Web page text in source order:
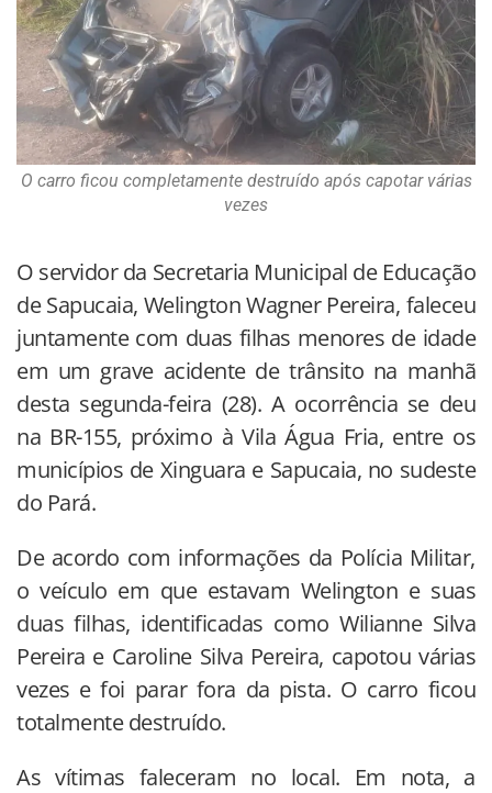
O carro ficou completamente destruído após capotar várias
vezes
O servidor da Secretaria Municipal de Educação
de Sapucaia, Welington Wagner Pereira, faleceu
juntamente com duas filhas menores de idade
em um grave acidente de trânsito na manhã
desta segunda-feira (28). A ocorrência se deu
na BR-155, próximo à Vila Água Fria, entre os
municípios de Xinguara e Sapucaia, no sudeste
do Pará.
De acordo com informações da Polícia Militar,
o veículo em que estavam Welington e suas
duas filhas, identificadas como Wilianne Silva
Pereira e Caroline Silva Pereira, capotou várias
vezes e foi parar fora da pista. O carro ficou
totalmente destruído.
As vítimas faleceram no local. Em nota, a